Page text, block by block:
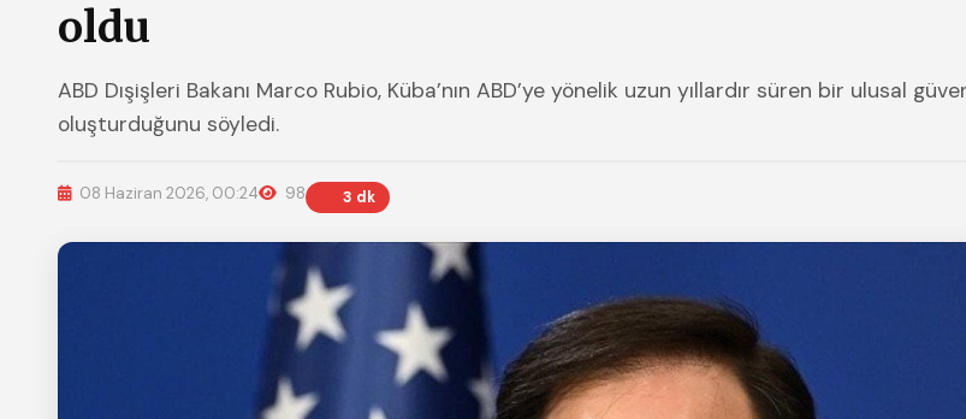
oldu
ABD Dışişleri Bakanı Marco Rubio, Küba’nın ABD’ye yönelik uzun yıllardır süren bir ulusal
oluşturduğunu söyledi.
08 Haziran 2026, 00:24 98 3 dk